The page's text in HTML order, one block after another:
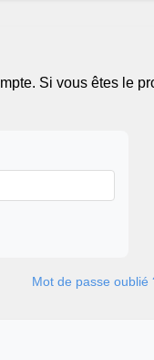
Si vous êtes le
Mot de passe oublié